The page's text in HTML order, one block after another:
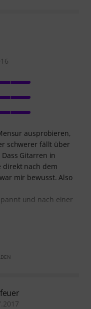
ausprobieren,
schwerer fällt über
Gitarren in
direkt nach dem
mir bewusst. Also
und nach einer